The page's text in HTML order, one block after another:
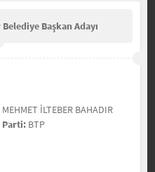
Başkan Adayı
MEHMET İLTEBER BAHADIR
Parti: BTP